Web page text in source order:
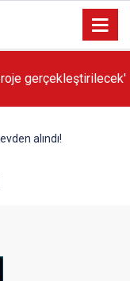
gerçekleştirilecek'
alındı!